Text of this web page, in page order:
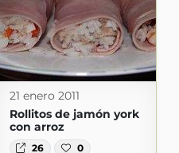
21 enero 2011
Rollitos de jamón york
con arroz
26 0